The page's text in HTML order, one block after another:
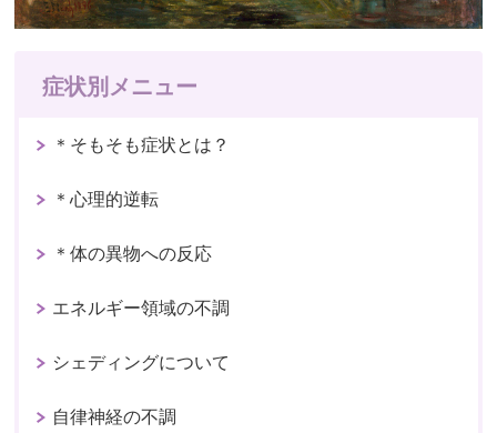
症状別メニュー
＊そもそも症状とは？
＊心理的逆転
＊体の異物への反応
エネルギー領域の不調
シェディングについて
自律神経の不調